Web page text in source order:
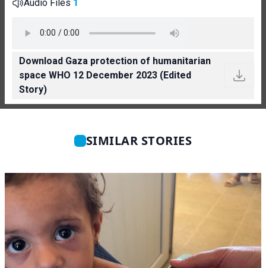
Audio Files 1
Download Gaza protection of humanitarian
space WHO 12 December 2023 (Edited
Story)
SIMILAR STORIES